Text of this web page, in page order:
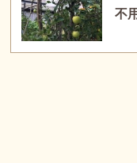
不